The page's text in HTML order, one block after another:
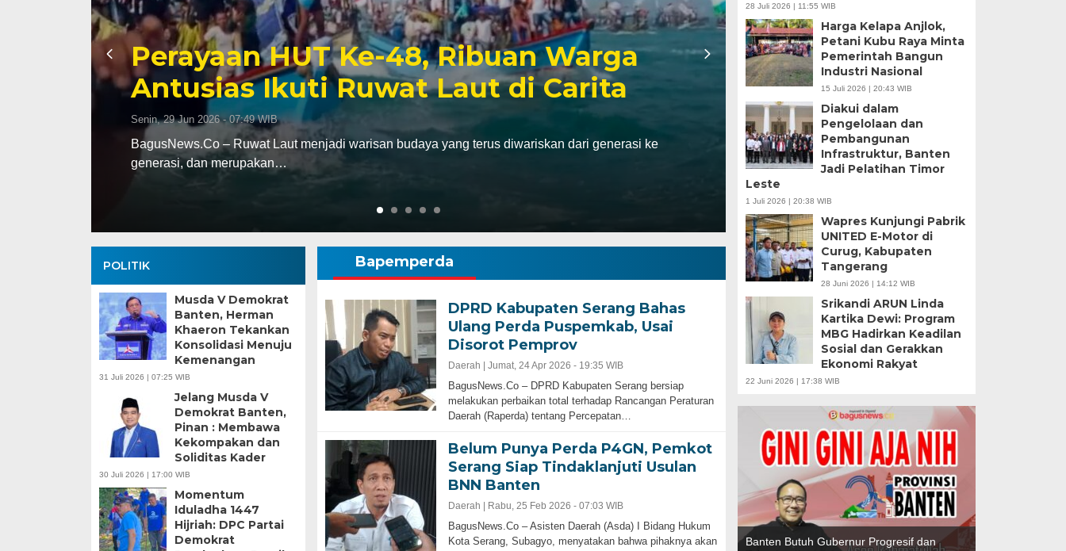
Perayaan HUT Ke-48, Ribuan Warga
Antusias Ikuti Ruwat Laut di Carita
Senin, 29 Jun 2026 - 07:49 WIB
BagusNews.Co – Ruwat Laut menjadi warisan budaya yang terus diwariskan dari generasi ke
generasi, dan merupakan…
Polresta Tangerang
Pelaku Pemerasan
Polisi Gadungan
Kamis, 25 Jun 2026 - 17:28 WIB
BagusNews.Co – Polresta Tangerang menangkap
pidana pemerasan dengan modus mengaku…
POLITIK
Musda V Demokrat
Banten, Herman
Khaeron Tekankan
Konsolidasi Menuju
Kemenangan
31 Juli 2026 | 07:25 WIB
Jelang Musda V
Demokrat Banten,
Pinan : Membawa
Kekompakan dan
Soliditas Kader
30 Juli 2026 | 17:00 WIB
Momentum
Iduladha 1447
Hijriah: DPC Partai
Demokrat
Bapemperda
DPRD Kabupaten Serang Bahas
Ulang Perda Puspemkab, Usai
Disorot Pemprov
Daerah | Jumat, 24 Apr 2026 - 19:35 WIB
BagusNews.Co – DPRD Kabupaten Serang bersiap
melakukan perbaikan total terhadap Rancangan Peraturan
Daerah (Raperda) tentang Percepatan…
Belum Punya Perda P4GN, Pemkot
Serang Siap Tindaklanjuti Usulan
BNN Banten
Daerah | Rabu, 25 Feb 2026 - 07:03 WIB
BagusNews.Co – Asisten Daerah (Asda) I Bidang Hukum
Kota Serang, Subagyo, menyatakan bahwa pihaknya akan
28 Juli 2026 | 11:55 WIB
Harga Kelapa Anjlok,
Petani Kubu Raya Minta
Pemerintah Bangun
Industri Nasional
15 Juli 2026 | 20:43 WIB
Diakui dalam
Pengelolaan dan
Pembangunan
Infrastruktur, Banten
Jadi Pelatihan Timor
Leste
1 Juli 2026 | 20:38 WIB
Wapres Kunjungi Pabrik
UNITED E-Motor di
Curug, Kabupaten
Tangerang
28 Juni 2026 | 14:12 WIB
Srikandi ARUN Linda
Kartika Dewi: Program
MBG Hadirkan Keadilan
Sosial dan Gerakkan
Ekonomi Rakyat
22 Juni 2026 | 17:38 WIB
Banten Butuh Gubernur Progresif dan
Gubernur Baru, Banten Harus Lebih Maju |
Perencanaan Pembangunan Infrastrukur